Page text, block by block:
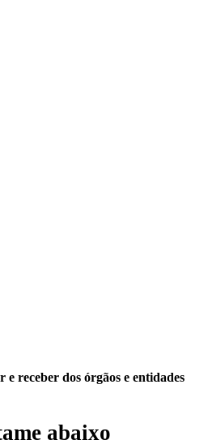
receber dos órgãos e entidades
abaixo